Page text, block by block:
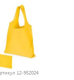
12-952024